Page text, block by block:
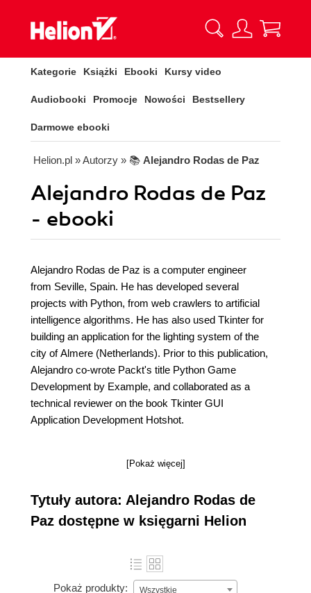
Kategorie Książki Ebooki Kursy video
Audiobooki Promocje Nowości Bestsellery
Darmowe ebooki
Helion.pl » Autorzy » 📚 Alejandro Rodas de Paz
Alejandro Rodas de Paz
- ebooki
Alejandro Rodas de Paz is a computer engineer
from Seville, Spain. He has developed several
projects with Python, from web crawlers to artificial
intelligence algorithms. He has also used Tkinter for
building an application for the lighting system of the
city of Almere (Netherlands). Prior to this publication,
Alejandro co-wrote Packt's title Python Game
Development by Example, and collaborated as a
technical reviewer on the book Tkinter GUI
Application Development Hotshot.
[Pokaż więcej]
Tytuły autora: Alejandro Rodas de
Paz dostępne w księgarni Helion
Pokaż produkty: Wszystkie